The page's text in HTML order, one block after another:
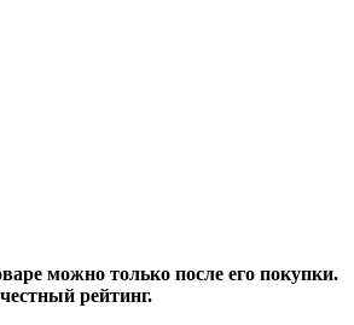
можно только после его покупки.
рейтинг.